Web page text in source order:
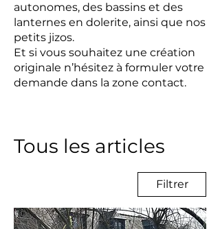
autonomes, des bassins et des
lanternes en dolerite, ainsi que nos
petits jizos.
Et si vous souhaitez une création
originale n’hésitez à formuler votre
demande dans la zone contact.
Tous les articles
Filtrer